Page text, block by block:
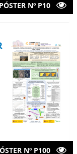
PÓSTER Nº P10
Nº P100